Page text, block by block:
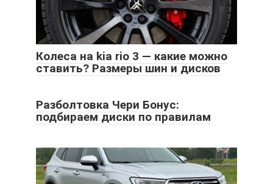
Колеса на kia rio 3 — какие можно
ставить? Размеры шин и дисков
Разболтовка Чери Бонус:
подбираем диски по правилам